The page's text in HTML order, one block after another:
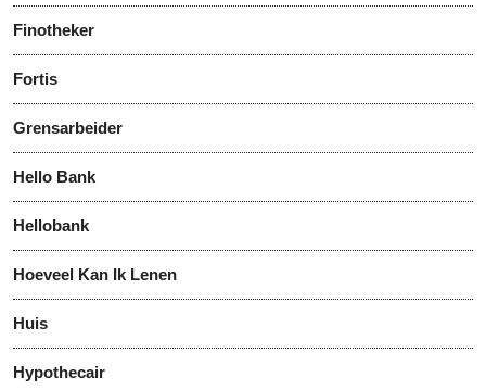
Finotheker
Fortis
Grensarbeider
Hello Bank
Hellobank
Hoeveel Kan Ik Lenen
Huis
Hypothecair